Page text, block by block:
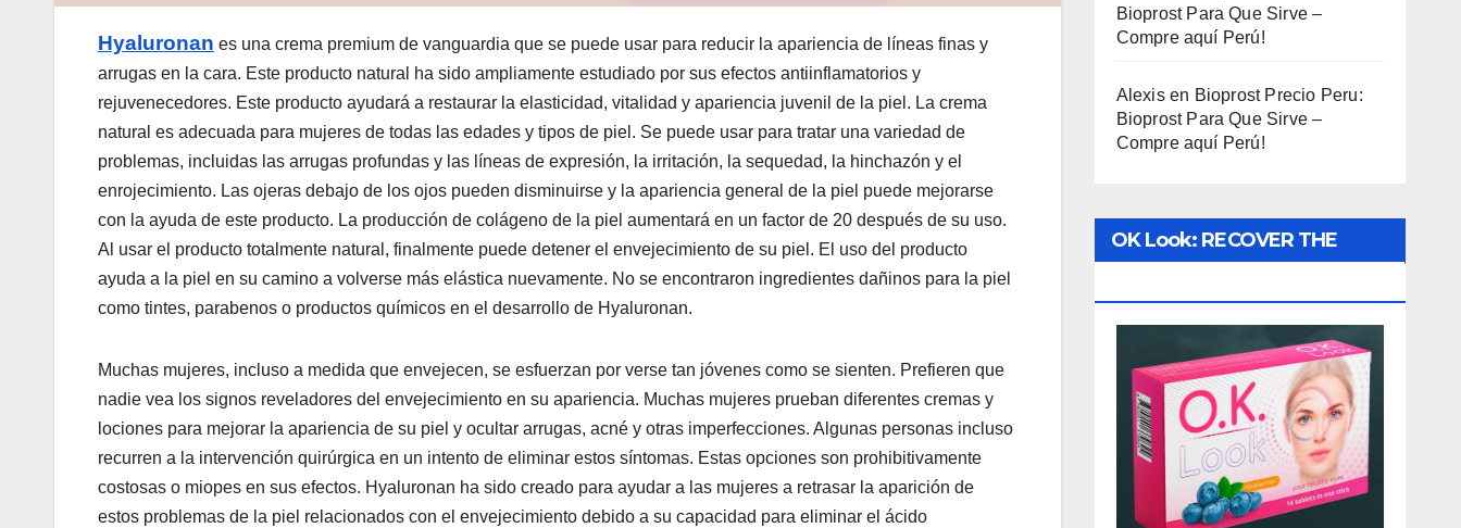
Hyaluronan es una crema premium de vanguardia que se puede usar para reducir la apariencia de líneas finas y
arrugas en la cara. Este producto natural ha sido ampliamente estudiado por sus efectos antiinflamatorios y
rejuvenecedores. Este producto ayudará a restaurar la elasticidad, vitalidad y apariencia juvenil de la piel. La crema
natural es adecuada para mujeres de todas las edades y tipos de piel. Se puede usar para tratar una variedad de
problemas, incluidas las arrugas profundas y las líneas de expresión, la irritación, la sequedad, la hinchazón y el
enrojecimiento. Las ojeras debajo de los ojos pueden disminuirse y la apariencia general de la piel puede mejorarse
con la ayuda de este producto. La producción de colágeno de la piel aumentará en un factor de 20 después de su uso.
Al usar el producto totalmente natural, finalmente puede detener el envejecimiento de su piel. El uso del producto
ayuda a la piel en su camino a volverse más elástica nuevamente. No se encontraron ingredientes dañinos para la piel
como tintes, parabenos o productos químicos en el desarrollo de Hyaluronan.
Muchas mujeres, incluso a medida que envejecen, se esfuerzan por verse tan jóvenes como se sienten. Prefieren que
nadie vea los signos reveladores del envejecimiento en su apariencia. Muchas mujeres prueban diferentes cremas y
lociones para mejorar la apariencia de su piel y ocultar arrugas, acné y otras imperfecciones. Algunas personas incluso
recurren a la intervención quirúrgica en un intento de eliminar estos síntomas. Estas opciones son prohibitivamente
costosas o miopes en sus efectos. Hyaluronan ha sido creado para ayudar a las mujeres a retrasar la aparición de
estos problemas de la piel relacionados con el envejecimiento debido a su capacidad para eliminar el ácido
Bioprost Para Que Sirve –
Compre aquí Perú!
Alexisen Bioprost Precio Peru:
Bioprost Para Que Sirve –
Compre aquí Perú!
OK Look: RECOVER THE